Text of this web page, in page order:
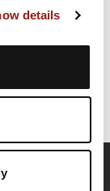
details